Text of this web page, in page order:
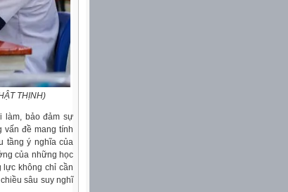
THỊNH)
làm, bảo đảm sự
vấn đề mang tính
tầng ý nghĩa của
của những học
lực không chỉ cần
sâu suy nghĩ